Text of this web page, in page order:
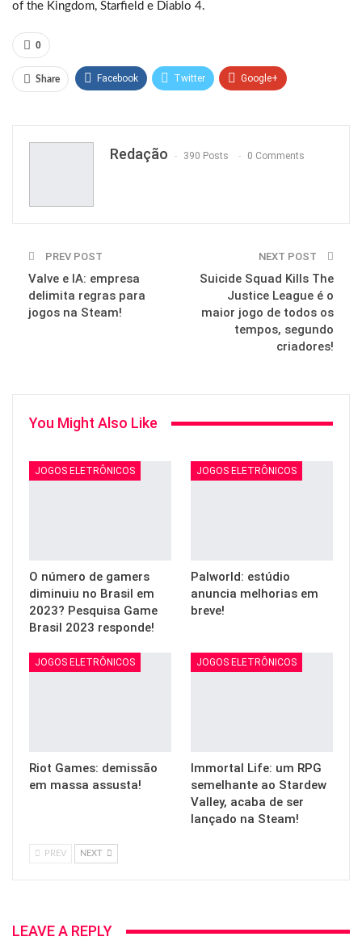
of the Kingdom, Starfield e Diablo 4.
0
Share Facebook Twitter Google+
Email
Redação 390 Posts 0 Comments
PREV POST
Valve e IA: empresa
delimita regras para
jogos na Steam!
NEXT POST
Suicide Squad Kills The
Justice League é o
maior jogo de todos os
tempos, segundo
criadores!
You Might Also Like
JOGOS ELETRÔNICOS
O número de gamers
diminuiu no Brasil em
2023? Pesquisa Game
Brasil 2023 responde!
JOGOS ELETRÔNICOS
Palworld: estúdio
anuncia melhorias em
breve!
JOGOS ELETRÔNICOS
Riot Games: demissão
em massa assusta!
JOGOS ELETRÔNICOS
Immortal Life: um RPG
semelhante ao Stardew
Valley, acaba de ser
lançado na Steam!
PREV NEXT
LEAVE A REPLY